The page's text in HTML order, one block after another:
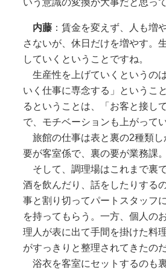
いう意識の変換が大事だと思っ
内藤：賃金を変えず、人も増
さないが、休日だけを増やす。
していくということですね。
生産性を上げていくというの
いく仕事に専念する」というこ
るということは、「お客と接し
で、モチベーションも上がって
旅館の仕事は表と裏の2種類し
要が客室係で、裏の要が業務課。
そして、調理場はこれまで裏
酒を飲んだり、話をしたりする
事と割り切ってパートスタッフ
を持ってもらう。一方、個人の
理人が表に出て手間を掛けた料
がすっきりと整理されてきたの
浴衣を客室にセットするのも